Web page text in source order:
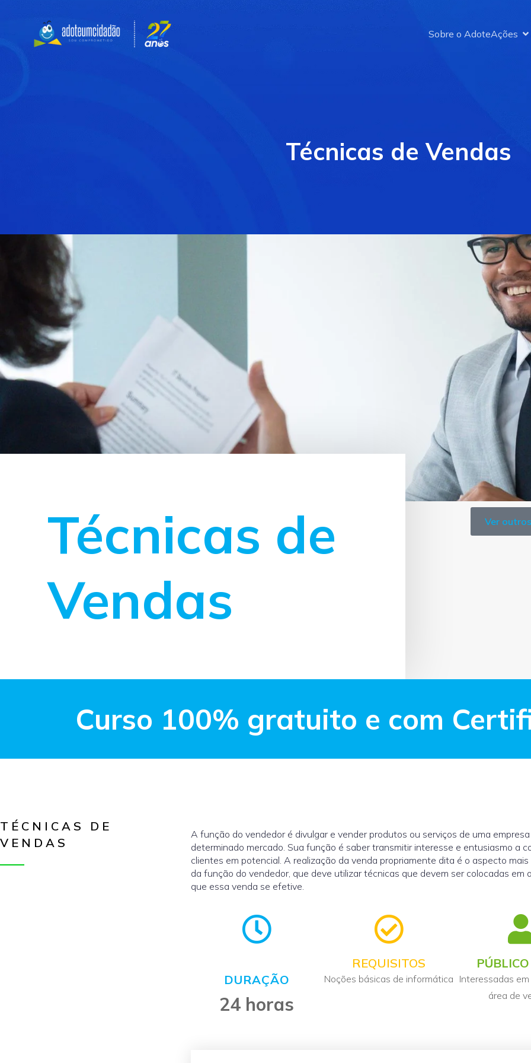
Sobre o AdoteAções
Técnicas de Vendas
Técnicas de
Vendas
Ver
Curso 100% gratuito e com
TÉCNICAS DE
VENDAS
A função do vendedor é divulgar e vender produtos ou serviços de uma
determinado mercado. Sua função é saber transmitir interesse e entusiasmo a
clientes em potencial. A realização da venda propriamente dita é o aspecto
da função do vendedor, que deve utilizar técnicas que devem ser colocadas em
que essa venda se efetive.
DURAÇÃO
24 horas
REQUISITOS
Noções básicas de informática Interessadas
área de